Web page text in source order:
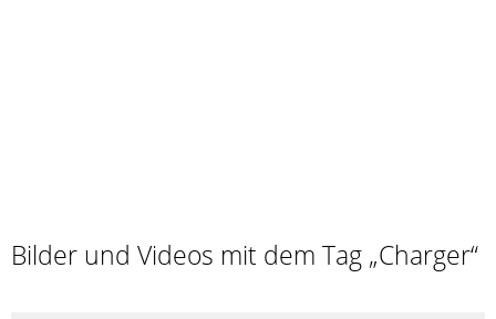
Bilder und Videos mit dem Tag „Charger“